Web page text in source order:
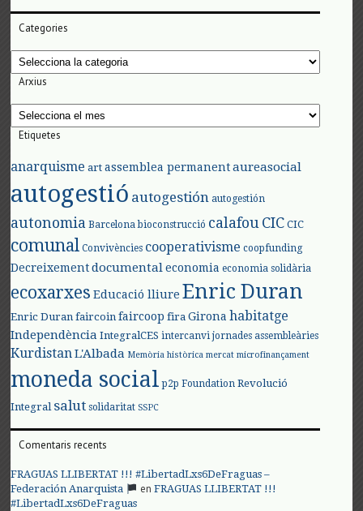
Categories
Categories
Arxius
Arxius
Etiquetes
anarquisme art assemblea permanent aureasocial
autogestió autogestión autogestión
autonomia Barcelona bioconstrucció calafouCIC CIC
comunal Convivències cooperativisme coopfunding
Decreixement documental economia economia solidària
ecoxarxes Educació lliure Enric Duran
Enric Duran faircoin faircoop fira Girona habitatge
Independència IntegralCES intercanvi jornades assembleàries
KurdistanL'Albada Memòria històrica mercat microfinançament
moneda social p2p Foundation Revolució
Integral salut solidaritat SSPC
Comentaris recents
FRAGUAS LLIBERTAT !!! #LibertadLxs6DeFraguas –
Federación Anarquista
enFRAGUAS LLIBERTAT !!!
#LibertadLxs6DeFraguas